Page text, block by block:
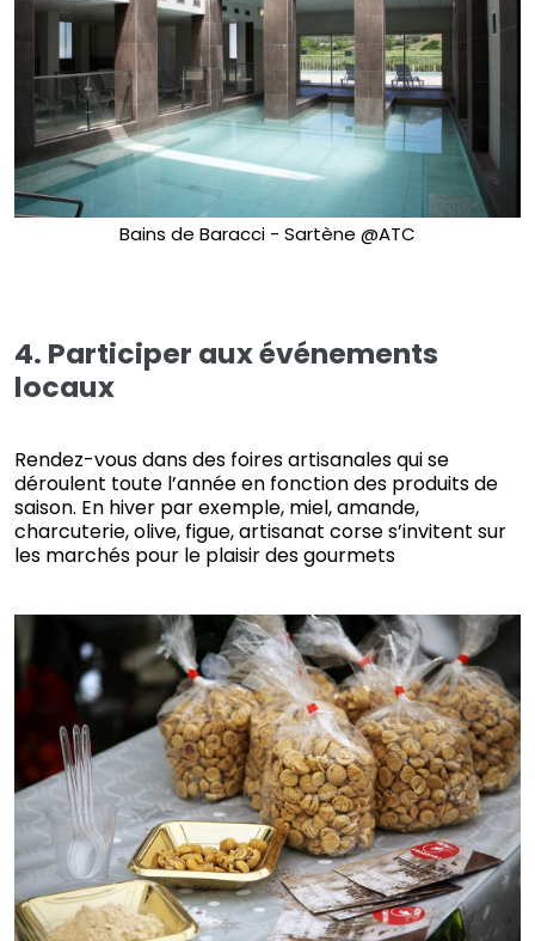
Bains de Baracci - Sartène @ATC
4. Participer aux événements
locaux
Rendez-vous dans des foires artisanales qui se
déroulent toute l’année en fonction des produits de
saison. En hiver par exemple, miel, amande,
charcuterie, olive, figue, artisanat corse s’invitent sur
les marchés pour le plaisir des gourmets